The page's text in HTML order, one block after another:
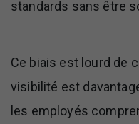
standards sans être
Ce biais est lourd de
visibilité est
les employés